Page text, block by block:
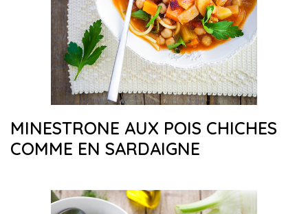
MINESTRONE AUX POIS CHICHES
COMME EN SARDAIGNE